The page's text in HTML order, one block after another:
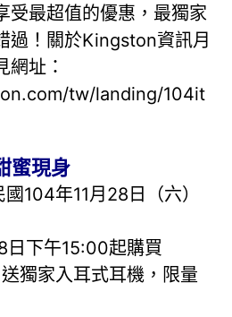
受最超值的優惠，最獨家
過！關於Kingston資訊月
網址：
tw/landing/104it
蜜現身
104年11月28日（六）
日下午15:00起購買
獨家入耳式耳機，限量